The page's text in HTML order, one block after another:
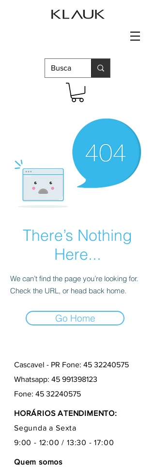
There’s Nothing
Here...
We can’t find the page you’re looking for.
Check the URL, or head back home.
Go Home
Cascavel - PR Fone: 45 32240575
Whatsapp: 45 991398123
Fone: 45 32240575
HORÁRIOS ATENDIMENTO:
Segunda a Sexta
9:00 - 12:00 / 13:30 - 17:00
Quem somos